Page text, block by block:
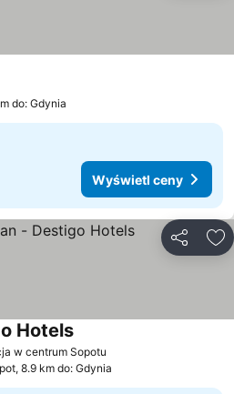
do: Gdynia
Wyświetl ceny
w centrum Sopotu
HotelsWyświetl ceny
8.9 km do: Gdynia